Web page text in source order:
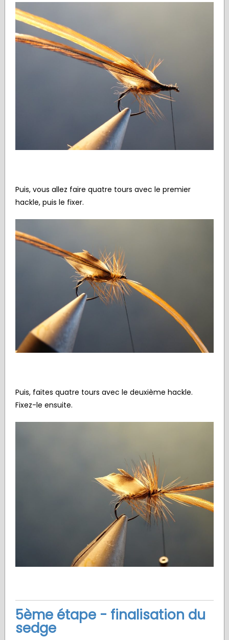
Puis, vous allez faire quatre tours avec le premier
hackle, puis le fixer.
Puis, faites quatre tours avec le deuxième hackle.
Fixez-le ensuite.
5ème étape - finalisation du
sedge